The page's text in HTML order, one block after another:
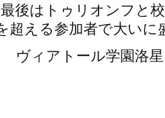
後はトゥリオンフと
超える参加者で大いに
ヴィアトール学園洛